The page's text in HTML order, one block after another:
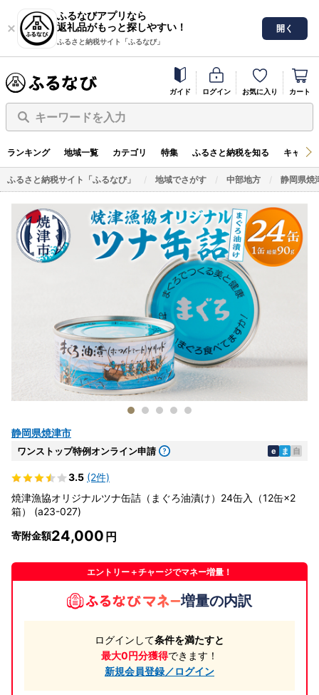
ふるなびアプリなら
返礼品がもっと探しやすい！
ふるさと納税サイト「ふるなび」
開く
ガイド ログイン お気に入り カート
キーワードを入力
ランキング 地域一覧 カテゴリ 特集 ふるさと納税を知る キャン
ふるさと納税サイト「ふるなび」 地域でさがす 中部地方 静岡県焼
静岡県焼津市
ワンストップ特例オンライン申請 e ま 自
3.5 (2件)
焼津漁協オリジナルツナ缶詰（まぐろ油漬け）24缶入（12缶×2
箱） (a23-027)
寄附金額24,000
エントリー＋チャージでマネー増量！
増量の内訳
ログインして条件を満たすと
最大0円分獲得できます！
新規会員登録／ログイン